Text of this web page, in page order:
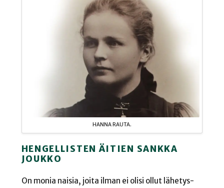
HANNA RAUTA.
HENGELLISTEN ÄITIEN SANKKA
JOUKKO
On monia naisia, joita ilman ei olisi ollut lähetys-